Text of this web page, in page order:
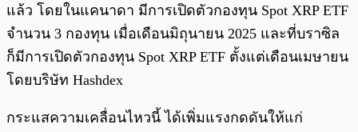
แล้ว โดยในแคนาดา มีการเปิดตัวกองทุน Spot XRP ETF
จำนวน 3 กองทุน เมื่อเดือนมิถุนายน 2025 และที่บราซิล
ก็มีการเปิดตัวกองทุน Spot XRP ETF ตั้งแต่เดือนเมษายน
โดยบริษัท Hashdex
กระแสความเคลื่อนไหวนี้ ได้เพิ่มแรงกดดันให้แก่